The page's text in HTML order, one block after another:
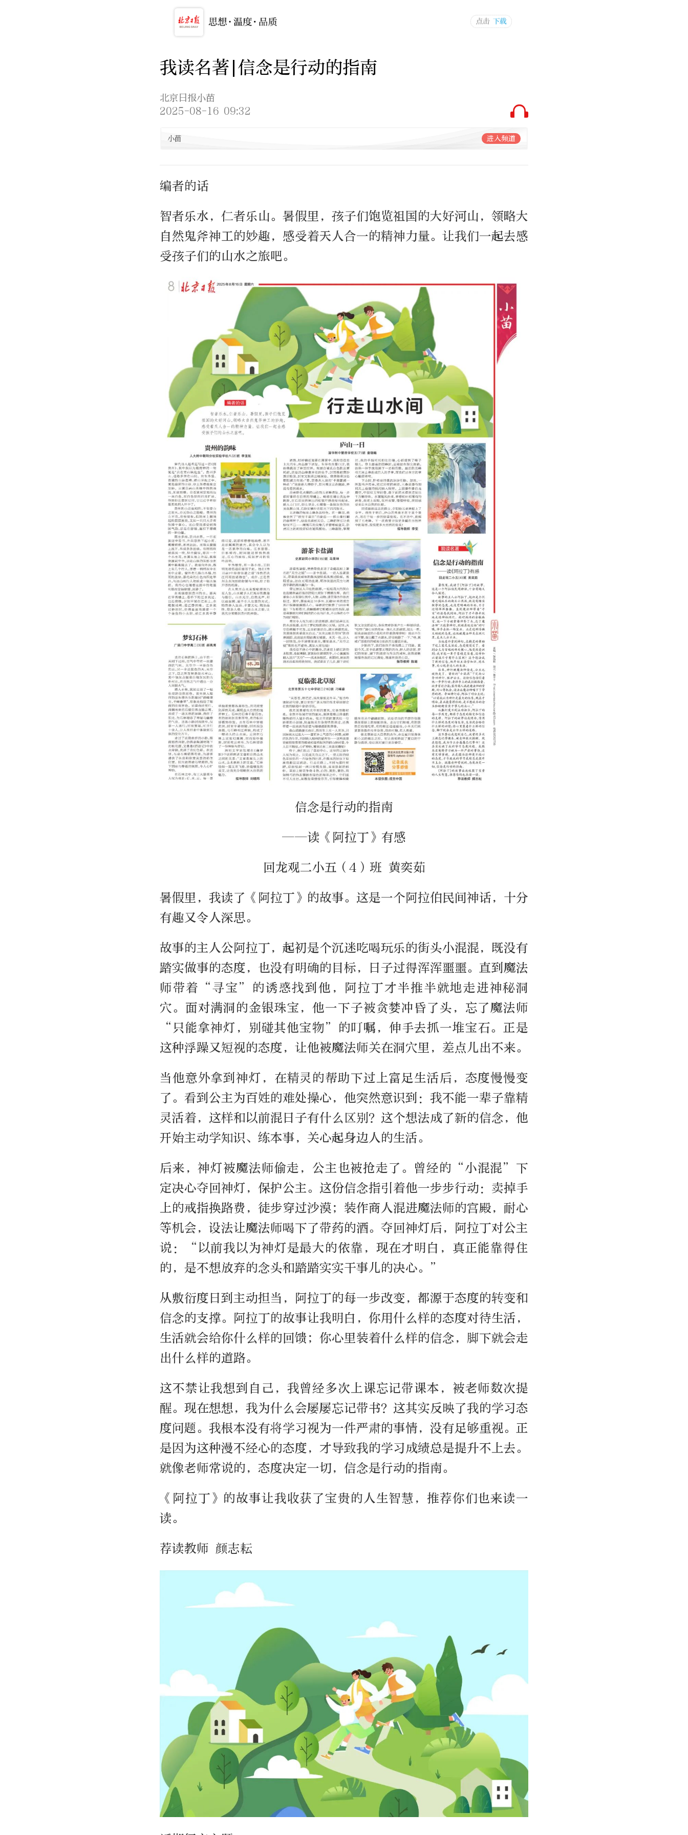
我读名著|信念是行动的指南
北京日报小苗
2025-08-16 09:32
小苗 进入频道
编者的话
智者乐水，仁者乐山。暑假里，孩子们饱览祖国的大好河山，领略大
自然鬼斧神工的妙趣，感受着天人合一的精神力量。让我们一起去感
受孩子们的山水之旅吧。
信念是行动的指南
——读《阿拉丁》有感
回龙观二小五（4）班 黄奕茹
暑假里，我读了《阿拉丁》的故事。这是一个阿拉伯民间神话，十分
有趣又令人深思。
故事的主人公阿拉丁，起初是个沉迷吃喝玩乐的街头小混混，既没有
踏实做事的态度，也没有明确的目标，日子过得浑浑噩噩。直到魔法
师带着“寻宝”的诱惑找到他，阿拉丁才半推半就地走进神秘洞
穴。面对满洞的金银珠宝，他一下子被贪婪冲昏了头，忘了魔法师
“只能拿神灯，别碰其他宝物”的叮嘱，伸手去抓一堆宝石。正是
这种浮躁又短视的态度，让他被魔法师关在洞穴里，差点儿出不来。
当他意外拿到神灯，在精灵的帮助下过上富足生活后，态度慢慢变
了。看到公主为百姓的难处操心，他突然意识到：我不能一辈子靠精
灵活着，这样和以前混日子有什么区别？这个想法成了新的信念，他
开始主动学知识、练本事，关心起身边人的生活。
后来，神灯被魔法师偷走，公主也被抢走了。曾经的“小混混”下
定决心夺回神灯，保护公主。这份信念指引着他一步步行动：卖掉手
上的戒指换路费，徒步穿过沙漠；装作商人混进魔法师的宫殿，耐心
等机会，设法让魔法师喝下了带药的酒。夺回神灯后，阿拉丁对公主
说：“以前我以为神灯是最大的依靠，现在才明白，真正能靠得住
的，是不想放弃的念头和踏踏实实干事儿的决心。”
从敷衍度日到主动担当，阿拉丁的每一步改变，都源于态度的转变和
信念的支撑。阿拉丁的故事让我明白，你用什么样的态度对待生活，
生活就会给你什么样的回馈；你心里装着什么样的信念，脚下就会走
出什么样的道路。
这不禁让我想到自己，我曾经多次上课忘记带课本，被老师数次提
醒。现在想想，我为什么会屡屡忘记带书？这其实反映了我的学习态
度问题。我根本没有将学习视为一件严肃的事情，没有足够重视。正
是因为这种漫不经心的态度，才导致我的学习成绩总是提升不上去。
就像老师常说的，态度决定一切，信念是行动的指南。
《阿拉丁》的故事让我收获了宝贵的人生智慧，推荐你们也来读一
读。
荐读教师 颜志耘